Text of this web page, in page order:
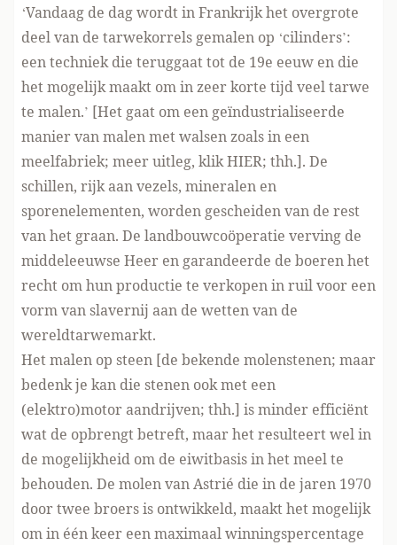
‘Vandaag de dag wordt in Frankrijk het overgrote
deel van de tarwekorrels gemalen op ‘cilinders’:
een techniek die teruggaat tot de 19e eeuw en die
het mogelijk maakt om in zeer korte tijd veel tarwe
te malen.’ [Het gaat om een geïndustrialiseerde
manier van malen met walsen zoals in een
meelfabriek; meer uitleg, klikHIER; thh.]. De
schillen, rijk aan vezels, mineralen en
sporenelementen, worden gescheiden van de rest
van het graan. De landbouwcoöperatie verving de
middeleeuwse Heer en garandeerde de boeren het
recht om hun productie te verkopen in ruil voor een
vorm van slavernij aan de wetten van de
wereldtarwemarkt.
Het malen op steen [de bekende molenstenen; maar
bedenk je kan die stenen ook met een
(elektro)motor aandrijven; thh.] is minder efficiënt
wat de opbrengt betreft, maar het resulteert wel in
de mogelijkheid om de eiwitbasis in het meel te
behouden. De molen van Astrié die in de jaren 1970
door twee broers is ontwikkeld, maakt het mogelijk
om in één keer een maximaal winningspercentage